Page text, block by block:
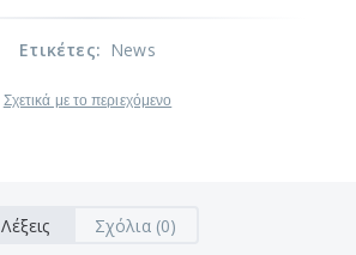
Ετικέτες: News
Σχετικά με το περιεχόμενο
Λέξεις Σχόλια (0)